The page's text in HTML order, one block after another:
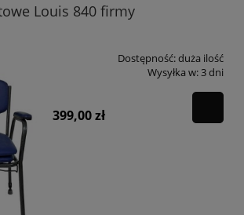
Louis 840 firmy
Dostępność:duża ilość
Wysyłka w:3 dni
399,00 zł